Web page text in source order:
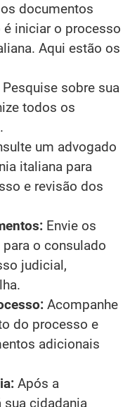
documentos
iniciar o processo
Aqui estão os
Pesquise sobre sua
todos os
um advogado
italiana para
e revisão dos
Envie os
o consulado
judicial,
Acompanhe
do processo e
adicionais
Após a
sua cidadania